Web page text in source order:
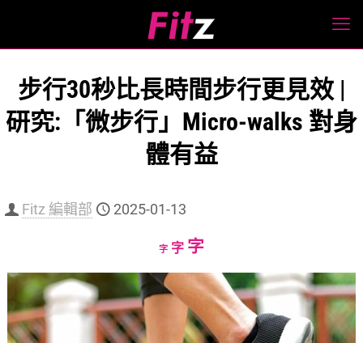
步行30秒比長時間步行更見效 |
研究:「微步行」Micro-walks 對身
體有益
Fitz 編輯部 2025-01-13
字Decrease
size.
字Reset
size.
字Increase
size.